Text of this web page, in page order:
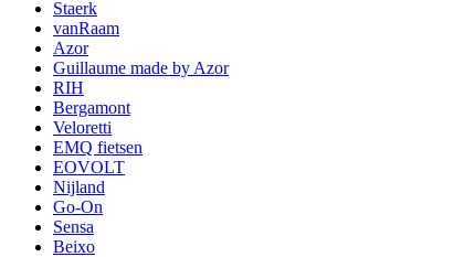
Staerk
vanRaam
Azor
Guillaume made by Azor
RIH
Bergamont
Veloretti
EMQ fietsen
EOVOLT
Nijland
Go-On
Sensa
Beixo